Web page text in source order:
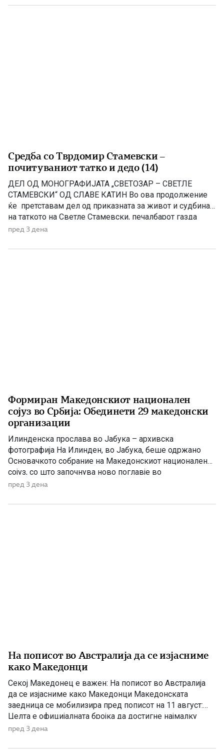
Фестивалот ќе биде можност за промоција на богатото
Средба со Тврдомир Стамевски –
почитуваниот татко и дедо (14)
ДЕЛ ОД МОНОГРАФИЈАТА „СВЕТОЗАР – СВЕТЛЕ
СТАМЕВСКИ“ ОД СЛАВЕ КАТИН Во ова продолжение
ќе претставам дел од приказната за живот и судбина
на таткото на Светле Стамевски, печалбарот газда
Тврдомир (денес покоен), кој беше вистинска легенда,
долго и многу памтеше Моето патување од Чикаго го
пред 3 дена
Формиран Македонскиот национален
сојуз во Србија: Обединети 29 македонски
организации
Илинденска прослава во Јабука – архивска
фотографија На Илинден, во Јабука, беше одржано
Основачкото собрание на Македонскиот национален
сојуз, со што започнува ново поглавје во
организираното дејствување на македонската
Сојуз се обединија 29 од вкупно 34 активни
пред 3 дена
На пописот во Австралија да се изјасниме
како Македонци
Секој Македонец е важен: На пописот во Австралија
да се изјасниме како Македонци Македонската
заедница се мобилизира пред пописот на 11 август:
Целта е официјалната бројка да достигне најмалку
200.000 лица со македонско потекло „Во графата за
пред 3 дена